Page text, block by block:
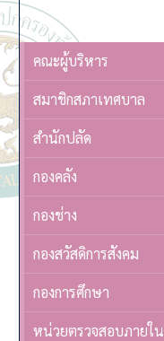
คณะผู้บริหาร
สมาชิกสภาเทศบาล
สำนักปลัด
กองคลัง
กองช่าง
กองสวัสดิการสังคม
กองการศึกษา
หน่วยตรวจสอบภายใน